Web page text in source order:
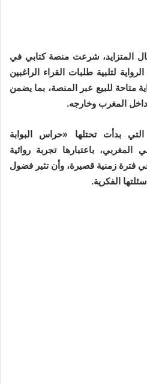
المتزايد، شرعت منصة كتابي في
لتلبية طلبات القراء الراغبين
متاحة للبيع عبر المنصة، بما يضمن
المغرب وخارجه.
بدأت تحتلها «حراس البوابة
المغربي، باعتبارها تجربة روائية
زمنية قصيرة، وأن تثير فضول
الفكرية.